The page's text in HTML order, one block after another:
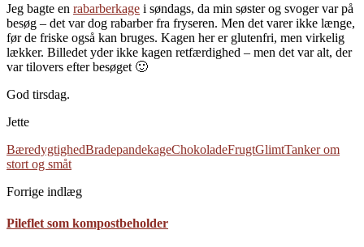
Jeg bagte en rabarberkage i søndags, da min søster og svoger var på
besøg – det var dog rabarber fra fryseren. Men det varer ikke længe,
før de friske også kan bruges. Kagen her er glutenfri, men virkelig
lækker. Billedet yder ikke kagen retfærdighed – men det var alt, der
var tilovers efter besøget 🙂
God tirsdag.
Jette
BæredygtighedBradepandekageChokoladeFrugtGlimtTanker om
stort og småt
Forrige indlæg
Pileflet som kompostbeholder